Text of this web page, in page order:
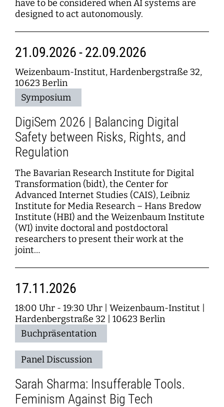
have to be considered when AI systems are
designed to act autonomously.
21.09.2026 - 22.09.2026
Weizenbaum-Institut, Hardenbergstraße 32,
10623 Berlin
Symposium
DigiSem 2026 | Balancing Digital
Safety between Risks, Rights, and
Regulation
The Bavarian Research Institute for Digital
Transformation (bidt), the Center for
Advanced Internet Studies (CAIS), Leibniz
Institute for Media Research – Hans Bredow
Institute (HBI) and the Weizenbaum Institute
(WI) invite doctoral and postdoctoral
researchers to present their work at the
joint…
17.11.2026
18:00 Uhr - 19:30 Uhr | Weizenbaum-Institut |
Hardenbergstraße 32 | 10623 Berlin
Buchpräsentation
Panel Discussion
Sarah Sharma: Insufferable Tools.
Feminism Against Big Tech